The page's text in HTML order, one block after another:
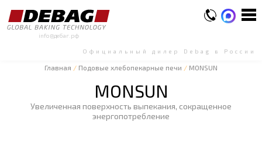
info@дебаг.рф
Официальный дилер Debag в России
Главная / Подовые хлебопекарные печи / MONSUN
MONSUN
Увеличенная поверхность выпекания, сокращенное
энергопотребление